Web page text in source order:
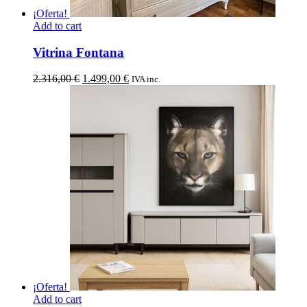
¡Oferta!
Add to cart
Vitrina Fontana
2.316,00€ El
1.499,00 €El
1.499,00 €.
IVA inc.
¡Oferta!
Add to cart